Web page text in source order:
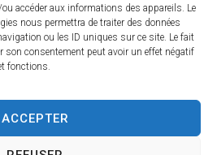
accéder aux informations des appareils. Le
nous permettra de traiter des données
ou les ID uniques sur ce site. Le fait
son consentement peut avoir un effet négatif
fonctions.
ACCEPTER